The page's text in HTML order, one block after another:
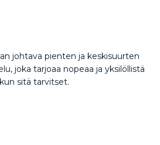
johtava pienten ja keskisuurten
joka tarjoaa nopeaa ja yksilöllistä
sitä tarvitset.